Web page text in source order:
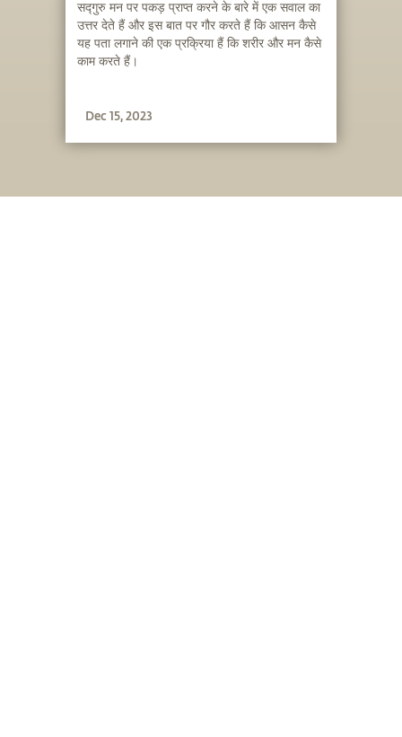
सद्गुरु मन पर पकड़ प्राप्त करने के बारे में एक सवाल का
उत्तर देते हैं और इस बात पर गौर करते हैं कि आसन कैसे
यह पता लगाने की एक प्रक्रिया हैं कि शरीर और मन कैसे
काम करते हैं।
Dec 15, 2023